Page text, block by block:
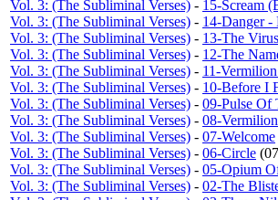
Vol. 3: (The Subliminal Verses) - 15-Scream
Vol. 3: (The Subliminal Verses) - 14-Danger -
Vol. 3: (The Subliminal Verses) - 13-The
Vol. 3: (The Subliminal Verses) - 12-The
Vol. 3: (The Subliminal Verses) - 11-
Vol. 3: (The Subliminal Verses) - 10-Before I
Vol. 3: (The Subliminal Verses) - 09-Pulse Of
Vol. 3: (The Subliminal Verses) - 08-Vermilion
Vol. 3: (The Subliminal Verses) - 07-Welcome
Vol. 3: (The Subliminal Verses) - 06-Circle
Vol. 3: (The Subliminal Verses) - 05-Opium
Vol. 3: (The Subliminal Verses) - 02-The